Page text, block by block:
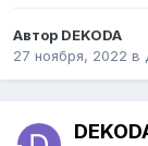
Автор DEKODA
27 ноября, 2022 в